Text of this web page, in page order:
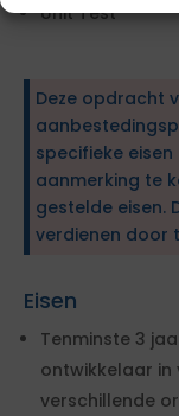
Unit Test
Deze opdracht
specifieke
aanmerking te
gestelde eisen.
verdienen door
Eisen
Tenminste 3
ontwikkelaar
verschillende